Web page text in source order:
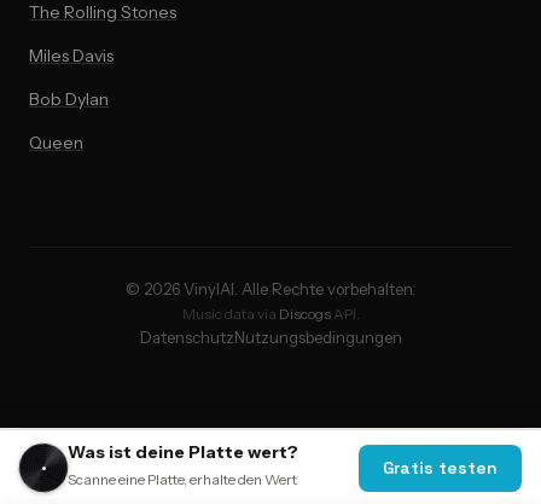
The Rolling Stones
Miles Davis
Bob Dylan
Queen
© 2026 VinylAI. Alle Rechte vorbehalten.
Music data via DiscogsAPI.
DatenschutzNutzungsbedingungen
Was ist deine Platte wert?
Scanne eine Platte, erhalte den Wert
Gratis testen